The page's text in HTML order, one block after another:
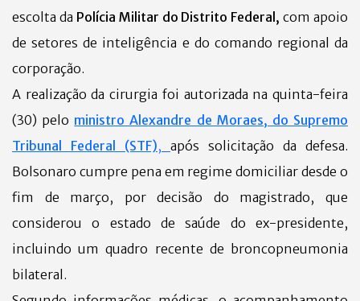
escolta da Polícia Militar do Distrito Federal, com apoio
de setores de inteligência e do comando regional da
corporação.
A realização da cirurgia foi autorizada na quinta-feira
(30) pelo ministro Alexandre de Moraes, do Supremo
Tribunal Federal (STF), após solicitação da defesa.
Bolsonaro cumpre pena em regime domiciliar desde o
fim de março, por decisão do magistrado, que
considerou o estado de saúde do ex-presidente,
incluindo um quadro recente de broncopneumonia
bilateral.